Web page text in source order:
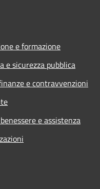
e formazione
e sicurezza pubblica
e contravvenzioni
e assistenza